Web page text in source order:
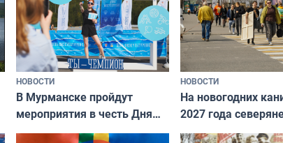
НОВОСТИ
В Мурманске пройдут
мероприятия в честь Дня
физкультурника
НОВОСТИ
На новогодних
2027 года
отдыхать 11 дней